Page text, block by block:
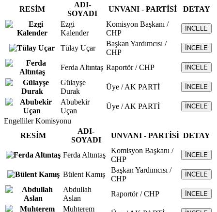
RESİM
ADI-
SOYADI
UNVANI - PARTİSİ
DETAY
Ezgi
Kalender
Komisyon Başkanı /
CHP
İNCELE
Tülay Uçar
Başkan Yardımcısı /
CHP
İNCELE
Ferda Altıntaş Raportör / CHP İNCELE
Gülayşe
Durak
Üye / AK PARTİ İNCELE
Abubekir
Uçan
Üye / AK PARTİ İNCELE
Engelliler Komisyonu
RESİM
ADI-
SOYADI
UNVANI - PARTİSİ DETAY
Ferda Altıntaş
Komisyon Başkanı /
CHP
İNCELE
Bülent Kamış
Başkan Yardımcısı /
CHP
İNCELE
Abdullah
Aslan
Raportör / CHP İNCELE
Muhterem